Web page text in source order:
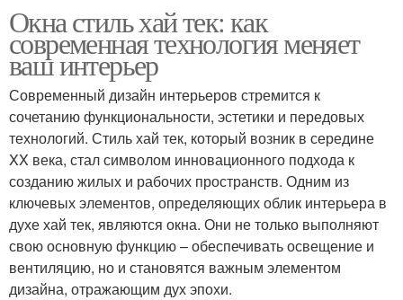
Окна стиль хай тек: как
современная технология меняет
ваш интерьер
Современный дизайн интерьеров стремится к
сочетанию функциональности, эстетики и передовых
технологий. Стиль хай тек, который возник в середине
XX века, стал символом инновационного подхода к
созданию жилых и рабочих пространств. Одним из
ключевых элементов, определяющих облик интерьера в
духе хай тек, являются окна. Они не только выполняют
свою основную функцию – обеспечивать освещение и
вентиляцию, но и становятся важным элементом
дизайна, отражающим дух эпохи.